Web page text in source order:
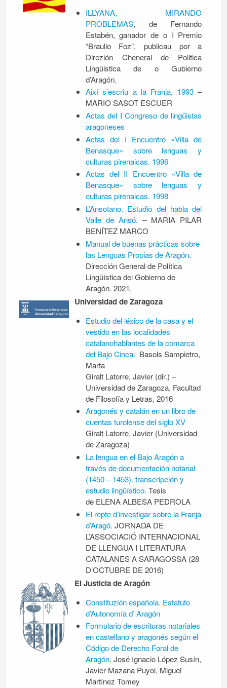
ILLYANA, MIRANDO
PROBLEMAS, de Fernando
Estabén, ganador de o I Premio
“Braulio Foz”, publicau por a
Direzión Cheneral de Politica
Lingüistica de o Gubierno
d’Aragón.
Així s’escriu a la Franja, 1993–
MARIO SASOT ESCUER
Actas del I Congreso de lingüistas
aragoneses
Actas del I Encuentro «Villa de
Benasque» sobre lenguas y
culturas pirenaicas. 1996
Actas del II Encuentro «Villa de
Benasque» sobre lenguas y
culturas pirenaicas. 1998
L’Ansotano. Estudio del habla del
Valle de Ansó.– MARIA PILAR
BENÍTEZ MARCO
Manual de buenas prácticas sobre
las Lenguas Propias de Aragón.
Dirección General de Política
Lingüística del Gobierno de
Aragón. 2021.
Universidad de Zaragoza
Estudio del léxico de la casa y el
vestido en las localidades
catalanohablantes de la comarca
del Bajo Cinca. Basols Sampietro,
Marta
Giralt Latorre, Javier (dir.) –
Universidad de Zaragoza, Facultad
de Filosofía y Letras, 2016
Aragonés y catalán en un libro de
cuentas turolense del siglo XV
Giralt Latorre, Javier (Universidad
de Zaragoza)
La lengua en el Bajo Aragón a
través de documentación notarial
(1450 – 1453). transcripción y
estudio lingüístico. Tesis
de ELENA ALBESA PEDROLA
El repte d’investigar sobre la Franja
d’Aragó. JORNADA DE
L’ASSOCIACIÓ INTERNACIONAL
DE LLENGUA I LITERATURA
CATALANES A SARAGOSSA (28
D’OCTUBRE DE 2016)
El Justicia de Aragón
Constituzión española. Estatuto
d’Autonomía d’ Aragón
Formulario de escrituras notariales
en castellano y aragonés según el
Código de Derecho Foral de
Aragón. José Ignacio López Susín,
Javier Mazana Puyol, Miguel
Martínez Tomey